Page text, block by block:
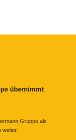
übernimmt
Gruppe als
weiter.